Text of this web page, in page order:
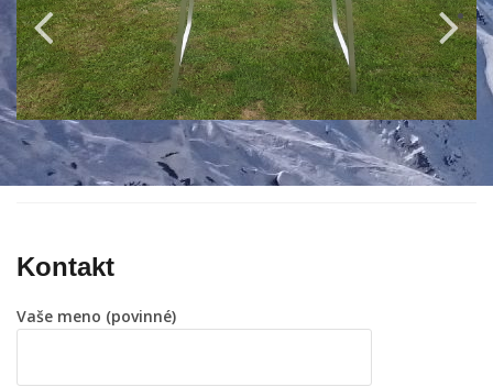
Kontakt
Vaše meno (povinné)